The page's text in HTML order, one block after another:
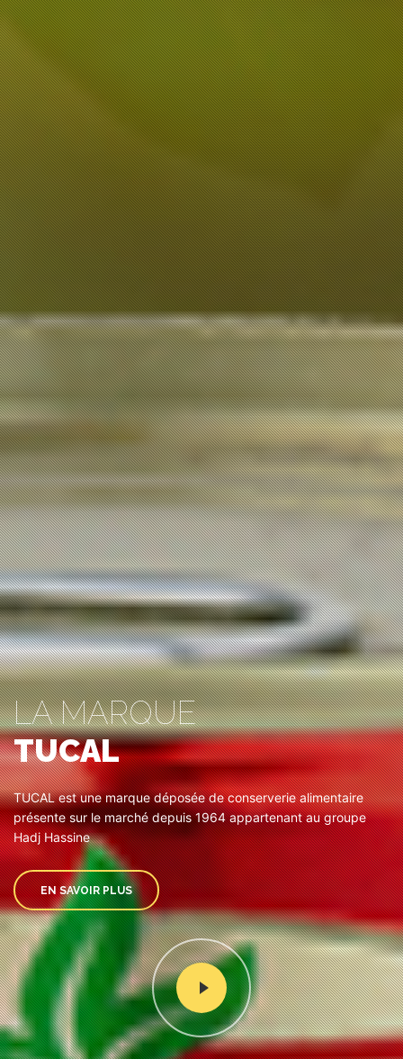
LA MARQUE
TUCAL
TUCAL est une marque déposée de conserverie alimentaire
présente sur le marché depuis 1964 appartenant au groupe
Hadj Hassine
EN SAVOIR PLUS